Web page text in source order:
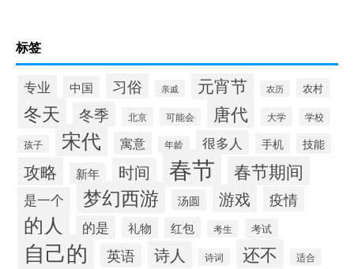
标签
专业 中国 习俗 亲戚 元宵节 农历 农村
冬天 冬季 北京 可能会 唐代 大学 学校
孩子 宋代 寓意 年龄 很多人 手机 技能
攻略 新年 时间 春节 春节期间
是一个 梦幻西游 汤圆 游戏 疫情
的人 的是 礼物 红包 考生 考试
自己的 英语 诗人 诗词 还不 适合